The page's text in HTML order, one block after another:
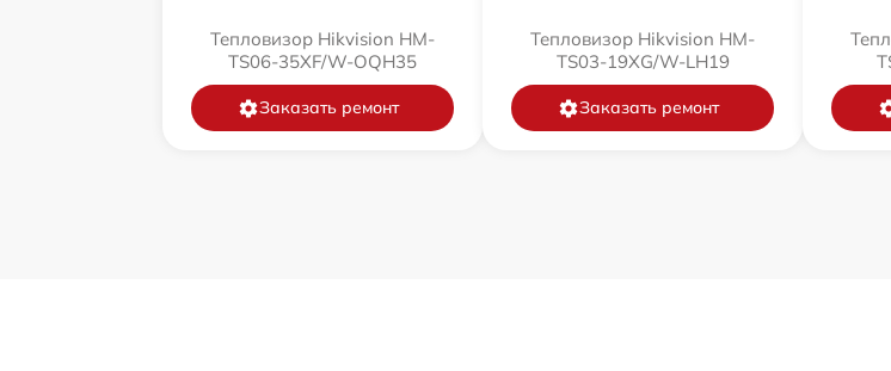
Тепловизор Hikvision HM-
TS06-35XF/W-OQH35
Заказать ремонт
Тепловизор Hikvision HM-
TS03-19XG/W-LH19
Заказать ремонт